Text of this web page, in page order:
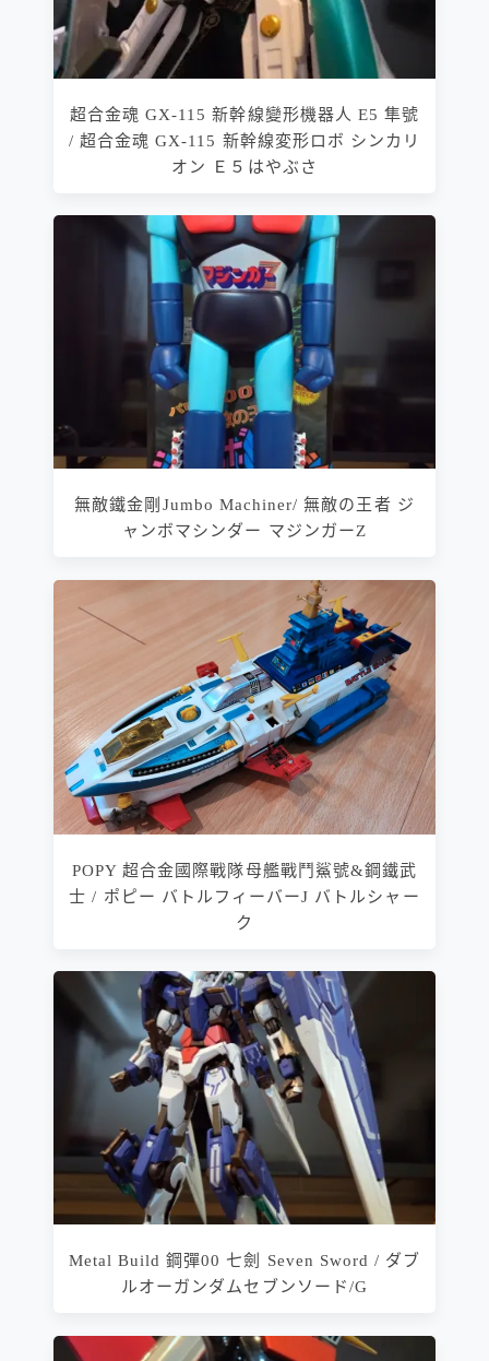
超合金魂 GX-115 新幹線變形機器人 E5 隼號
/ 超合金魂 GX-115 新幹線変形ロボ シンカリ
オン Ｅ５はやぶさ
無敵鐵金剛Jumbo Machiner/ 無敵の王者 ジ
ャンボマシンダー マジンガーZ
POPY 超合金國際戰隊母艦戰鬥鯊號&鋼鐵武
士 / ポピー バトルフィーバーJ バトルシャー
ク
Metal Build 鋼彈00 七劍 Seven Sword / ダブ
ルオーガンダムセブンソード/G